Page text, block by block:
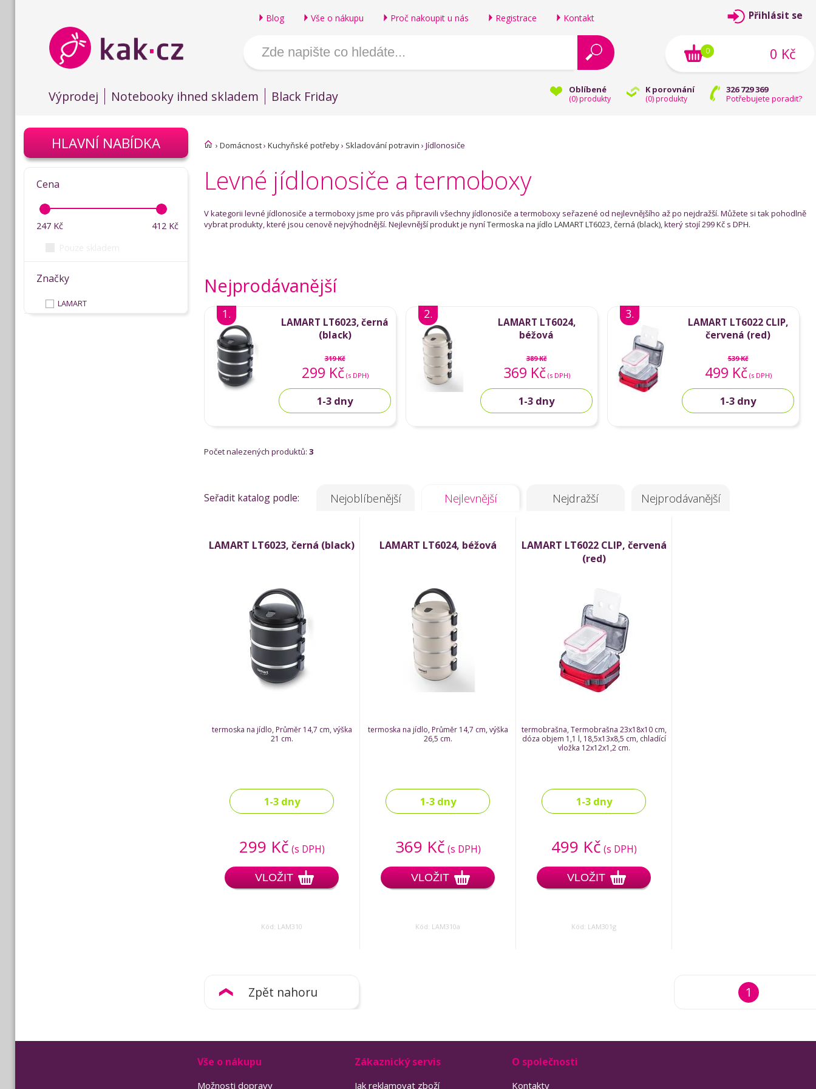
Blog Vše o nákupu Proč nakoupit u nás Registrace Kontakt
Oblíbené
(0) produkty
K porovnání
(0) produkty
326 729 369
Potřebujete poradit?
Výprodej Notebooky ihned skladem Black Friday
Přihlásit se
0 Kč
0
› Domácnost› Kuchyňské potřeby› Skladování potravin › Jídlonosiče
Levné jídlonosiče a termoboxy
V kategorii levné jídlonosiče a termoboxy jsme pro vás připravili všechny jídlonosiče a termoboxy seřazené od nejlevnějšího až po nejdražší. Můžete si tak pohodlně
vybrat produkty, které jsou cenově nejvýhodnější. Nejlevnější produkt je nyníTermoska na jídlo LAMART LT6023, černá (black), který stojí 299 Kč s DPH.
Nejprodávanější
1.
LAMART LT6023, černá
(black)
319 Kč
299 Kč(s DPH)
1-3 dny
2.
LAMART LT6024,
béžová
389 Kč
369 Kč(s DPH)
1-3 dny
3.
LAMART LT6022 CLIP,
červená (red)
539 Kč
499 Kč(s DPH)
1-3 dny
Počet nalezených produktů: 3
Seřadit katalog podle: Nejoblíbenější Nejlevnější Nejdražší Nejprodávanější
LAMART LT6023, černá (black)
termoska na jídlo, Průměr 14,7 cm, výška
21 cm.
1-3 dny
299 Kč (s DPH)
VLOŽIT
Kód: LAM310
LAMART LT6024, béžová
termoska na jídlo, Průměr 14,7 cm, výška
26,5 cm.
1-3 dny
369 Kč (s DPH)
VLOŽIT
Kód: LAM310a
LAMART LT6022 CLIP, červená
(red)
termobrašna, Termobrašna 23x18x10 cm,
dóza objem 1,1 l, 18,5x13x8,5 cm, chladící
vložka 12x12x1,2 cm.
1-3 dny
499 Kč (s DPH)
VLOŽIT
Kód: LAM301g
Zpět nahoru 1
HLAVNÍ NABÍDKA
Cena
247 Kč 412 Kč
Značky
LAMART
Vše o nákupu
Možnosti dopravy
Zákaznický servis
Jak reklamovat zboží
O společnosti
Kontakty